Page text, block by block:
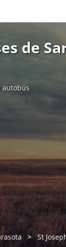
de
autobús
St